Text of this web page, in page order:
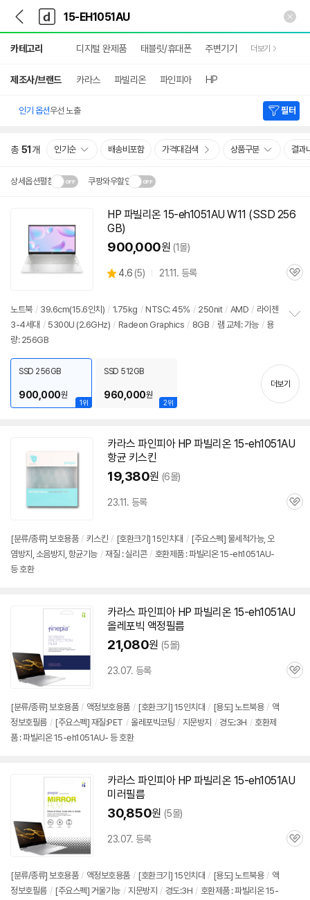
다
나
와
가
기
다
와
메
인
카테고리 디지털 완제품 태블릿/휴대폰 주변기기 더보기
제조사/브랜드 카라스 파빌리온 파인피아 HP
인기 옵션우선 노출 필터
총 51 개 인기순 배송비포함 가격대검색 상품구분 결과
상세옵션펼침 쿠팡와우할인
배송·설치비가 달라집니다.닫
기
HP 파빌리온 15-eh1051AU W11 (SSD 256
GB)
900,000원 (1몰)
별
4.6 (상
뷰
5) 21.11. 등록
관
노트북 / 39.6cm(15.6인치) / 1.75kg / NTSC: 45% / 250nit / AMD / 라이젠
3-4세대 / 5300U (2.6GHz) / Radeon Graphics / 8GB / 램 교체: 가능 / 용
량: 256GB
기
1위
SSD 256GB
900,000원
2위
SSD 512GB
960,000원
더보기
카라스 파인피아 HP 파빌리온 15-eh1051AU
항균 키스킨
19,380원 (6몰)
23.11. 등록
관
[분류/종류] 보호용품 / 키스킨 / [호환크기] 15인치대 / [주요스펙] 물세척가능, 오
염방지, 소음방지, 항균기능 / 재질 : 실리콘 / 호환제품 : 파빌리온 15-eh1051AU-
등 호환
카라스 파인피아 HP 파빌리온 15-eh1051AU
올레포빅 액정필름
21,080원 (5몰)
23.07. 등록
관
[분류/종류] 보호용품 / 액정보호용품 / [호환크기] 15인치대 / [용도] 노트북용 / 액
정보호필름 / [주요스펙] 재질:PET / 올레포빅코팅 / 지문방지 / 경도:3H / 호환제
품 : 파빌리온 15-eh1051AU- 등 호환
카라스 파인피아 HP 파빌리온 15-eh1051AU
미러필름
30,850원 (5몰)
23.07. 등록
관
[분류/종류] 보호용품 / 액정보호용품 / [호환크기] 15인치대 / [용도] 노트북용 / 액
정보호필름 / [주요스펙] 거울기능 / 지문방지 / 경도:3H / 호환제품 : 파빌리온 15-